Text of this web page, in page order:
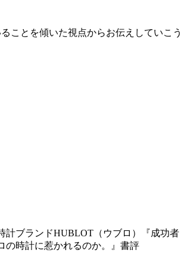
ことを傾いた視点からお伝えしていこう
計ブランドHUBLOT（ウブロ）『成功者
の時計に惹かれるのか。』書評